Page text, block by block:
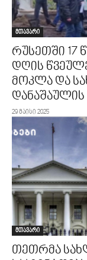
მთავარი
რუსეთში 17
დღის
მოკლა და
დანაშაულის
29 მაისი 2025
მთავარი
თეთრმა